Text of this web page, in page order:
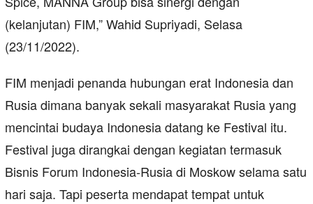
(kelanjutan) FIM,” Wahid Supriyadi, Selasa
(23/11/2022).
FIM menjadi penanda hubungan erat Indonesia dan
Rusia dimana banyak sekali masyarakat Rusia yang
mencintai budaya Indonesia datang ke Festival itu.
Festival juga dirangkai dengan kegiatan termasuk
Bisnis Forum Indonesia-Rusia di Moskow selama satu
hari saja. Tapi peserta mendapat tempat untuk